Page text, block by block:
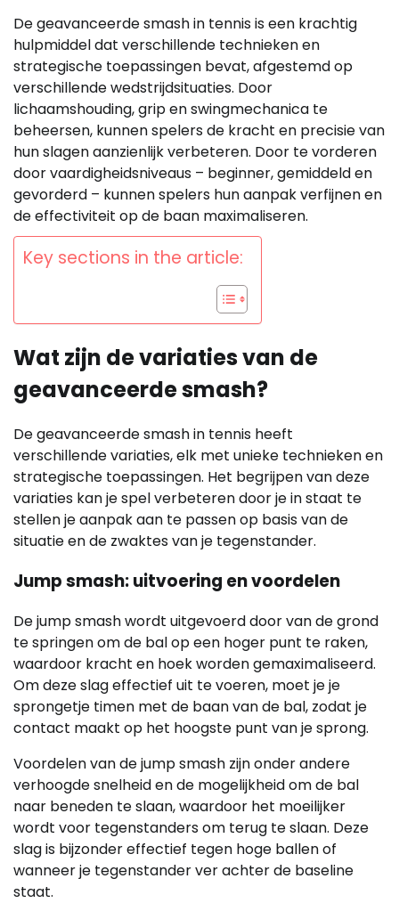
De geavanceerde smash in tennis is een krachtig
hulpmiddel dat verschillende technieken en
strategische toepassingen bevat, afgestemd op
verschillende wedstrijdsituaties. Door
lichaamshouding, grip en swingmechanica te
beheersen, kunnen spelers de kracht en precisie van
hun slagen aanzienlijk verbeteren. Door te vorderen
door vaardigheidsniveaus – beginner, gemiddeld en
gevorderd – kunnen spelers hun aanpak verfijnen en
de effectiviteit op de baan maximaliseren.
Key sections in the article:
Wat zijn de variaties van de
geavanceerde smash?
De geavanceerde smash in tennis heeft
verschillende variaties, elk met unieke technieken en
strategische toepassingen. Het begrijpen van deze
variaties kan je spel verbeteren door je in staat te
stellen je aanpak aan te passen op basis van de
situatie en de zwaktes van je tegenstander.
Jump smash: uitvoering en voordelen
De jump smash wordt uitgevoerd door van de grond
te springen om de bal op een hoger punt te raken,
waardoor kracht en hoek worden gemaximaliseerd.
Om deze slag effectief uit te voeren, moet je je
sprongetje timen met de baan van de bal, zodat je
contact maakt op het hoogste punt van je sprong.
Voordelen van de jump smash zijn onder andere
verhoogde snelheid en de mogelijkheid om de bal
naar beneden te slaan, waardoor het moeilijker
wordt voor tegenstanders om terug te slaan. Deze
slag is bijzonder effectief tegen hoge ballen of
wanneer je tegenstander ver achter de baseline
staat.